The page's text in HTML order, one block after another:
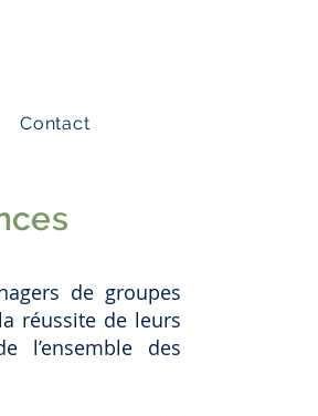
Contact
de groupes
réussite de leurs
l’ensemble des